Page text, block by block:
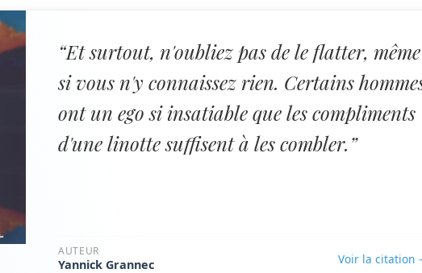
“Et surtout, n'oubliez pas de le flatter, même
si vous n'y connaissez rien. Certains
ont un ego si insatiable que les compliments
d'une linotte suffisent à les combler.”
AUTEUR
Yannick Grannec Voir la citation